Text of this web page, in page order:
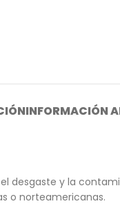
INFORMACIÓN
desgaste y la
o norteamericanas.